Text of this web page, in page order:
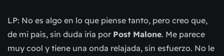
LP: No es algo en lo que piense tanto, pero creo que,
de mi país, sin duda iría por Post Malone. Me parece
muy cool y tiene una onda relajada, sin esfuerzo. No le